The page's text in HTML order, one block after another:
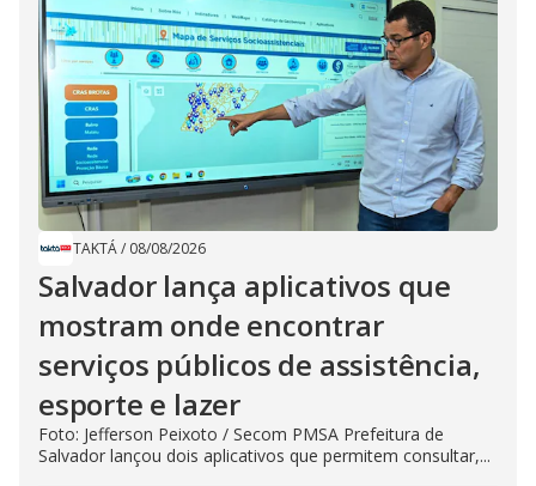
TAKTÁ/ 08/08/2026
Salvador lança aplicativos que
mostram onde encontrar
serviços públicos de assistência,
esporte e lazer
Foto: Jefferson Peixoto / Secom PMSA Prefeitura de
Salvador lançou dois aplicativos que permitem consultar,...